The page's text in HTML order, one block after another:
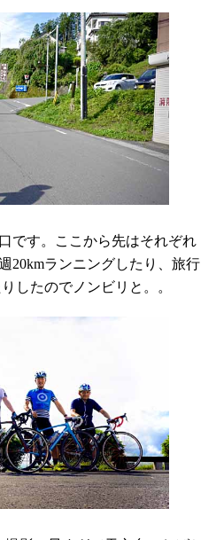
です。ここから先はそれぞれ
20kmランニングしたり、旅行
したのでノンビリと。。